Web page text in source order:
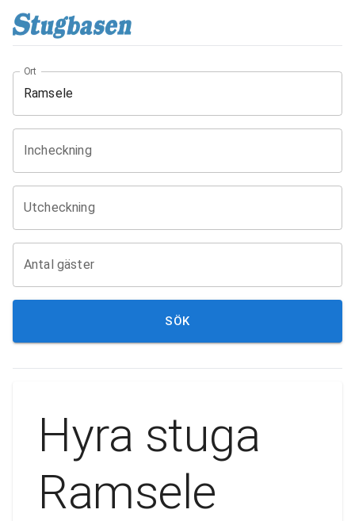
Ort
Incheckning
Utcheckning
Antal gäster
SÖK
Hyra stuga
Ramsele